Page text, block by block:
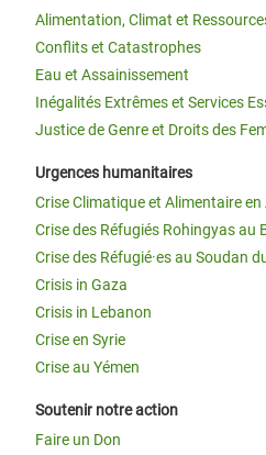
Alimentation, Climat et
Conflits et Catastrophes
Eau et Assainissement
Inégalités Extrêmes et Services
Justice de Genre et Droits des
Urgences humanitaires
Crise Climatique et Alimentaire en
Crise des Réfugiés Rohingyas au
Crise des Réfugié·es au Soudan
Crisis in Gaza
Crisis in Lebanon
Crise en Syrie
Crise au Yémen
Soutenir notre action
Faire un Don